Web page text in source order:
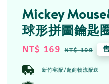
Mickey
球形拼圖鑰匙
Sale
NT$ 169 Regular
NT$ 199
新竹宅配/超商物流配送